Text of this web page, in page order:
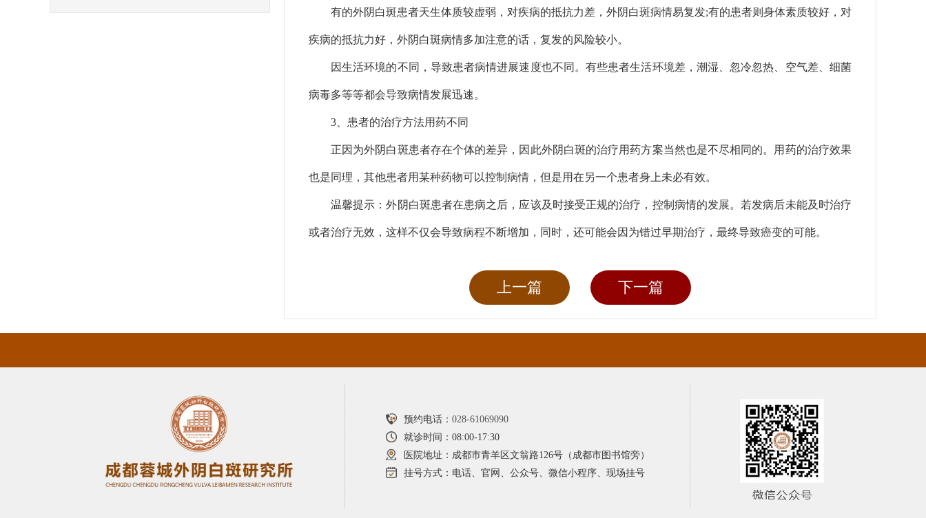
有的外阴白斑患者天生体质较虚弱，对疾病的抵抗力差，外阴白斑病情易复发;有的患者则身体素质较好，对
疾病的抵抗力好，外阴白斑病情多加注意的话，复发的风险较小。
因生活环境的不同，导致患者病情进展速度也不同。有些患者生活环境差，潮湿、忽冷忽热、空气差、细菌
病毒多等等都会导致病情发展迅速。
3、患者的治疗方法用药不同
正因为外阴白斑患者存在个体的差异，因此外阴白斑的治疗用药方案当然也是不尽相同的。用药的治疗效果
也是同理，其他患者用某种药物可以控制病情，但是用在另一个患者身上未必有效。
温馨提示：外阴白斑患者在患病之后，应该及时接受正规的治疗，控制病情的发展。若发病后未能及时治疗
或者治疗无效，这样不仅会导致病程不断增加，同时，还可能会因为错过早期治疗，最终导致癌变的可能。
上一篇 下一篇
预约电话： 028-61069090
就诊时间：08:00-17:30
医院地址：成都市青羊区文翁路126号（成都市图书馆旁）
挂号方式：电话、官网、公众号、微信小程序、现场挂号